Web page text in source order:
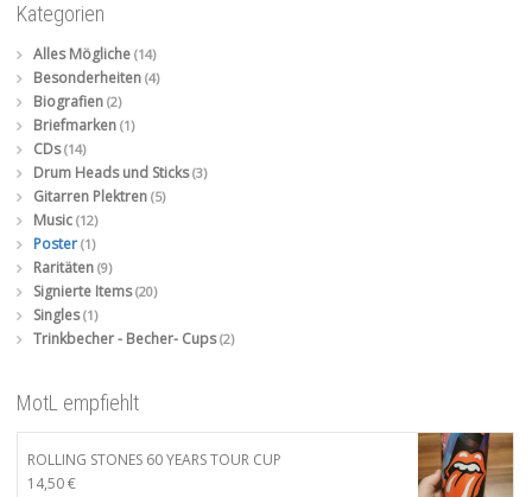
Kategorien
Alles Mögliche (14)
Besonderheiten (4)
Biografien (2)
Briefmarken (1)
CDs (14)
Drum Heads und Sticks (3)
Gitarren Plektren (5)
Music (12)
Poster (1)
Raritäten (9)
Signierte Items (20)
Singles (1)
Trinkbecher - Becher- Cups (2)
MotL empfiehlt
ROLLING STONES 60 YEARS TOUR CUP
14,50€